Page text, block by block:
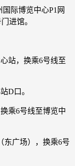
国际博览中心P1网
进馆。
站，换乘6号线至
D口。
乘6号线至博览中
东广场），换乘6号